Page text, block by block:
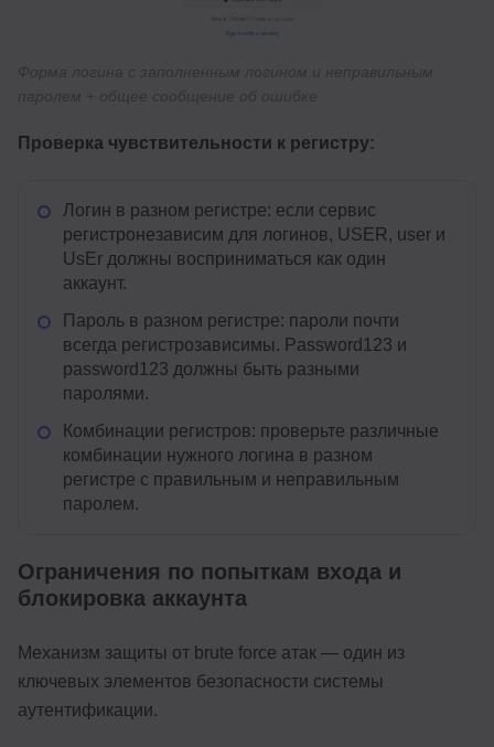
Проверка чувствительности к регистру:
Логин в разном регистре: если сервис
регистронезависим для логинов, USER, user и
UsEr должны восприниматься как один
аккаунт.
Пароль в разном регистре: пароли почти
всегда регистрозависимы. Password123 и
password123 должны быть разными
паролями.
Комбинации регистров: проверьте различные
комбинации нужного логина в разном
регистре с правильным и неправильным
паролем.
Ограничения по попыткам входа и
блокировка аккаунта
Механизм защиты от brute force атак — один из
ключевых элементов безопасности системы
аутентификации.